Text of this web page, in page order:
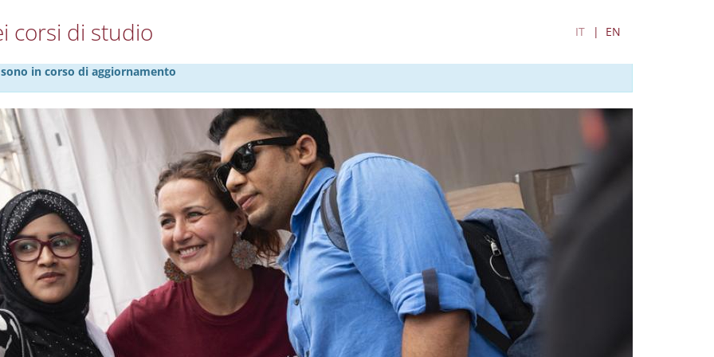
corsi di studio IT EN
in corso di aggiornamento